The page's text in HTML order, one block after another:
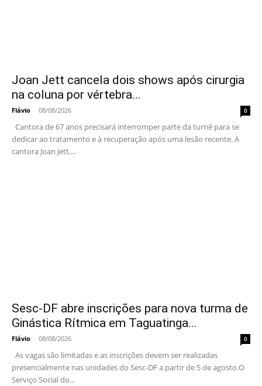
Joan Jett cancela dois shows após cirurgia
na coluna por vértebra...
Flávio - 08/08/2026 0
Cantora de 67 anos precisará interromper parte da turnê para se
dedicar ao tratamento e à recuperação após uma lesão recente. A
cantora Joan Jett,...
Sesc-DF abre inscrições para nova turma de
Ginástica Rítmica em Taguatinga...
Flávio - 08/08/2026 0
As vagas são limitadas e as inscrições devem ser realizadas
presencialmente nas unidades do Sesc-DF a partir de 5 de agosto.O
Serviço Social do...